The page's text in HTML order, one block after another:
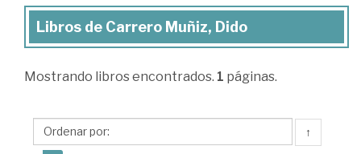
Libros
Carrero
Dido
Libros de Carrero Muñiz, Dido
Mostrando libros encontrados. 1 páginas.
↑